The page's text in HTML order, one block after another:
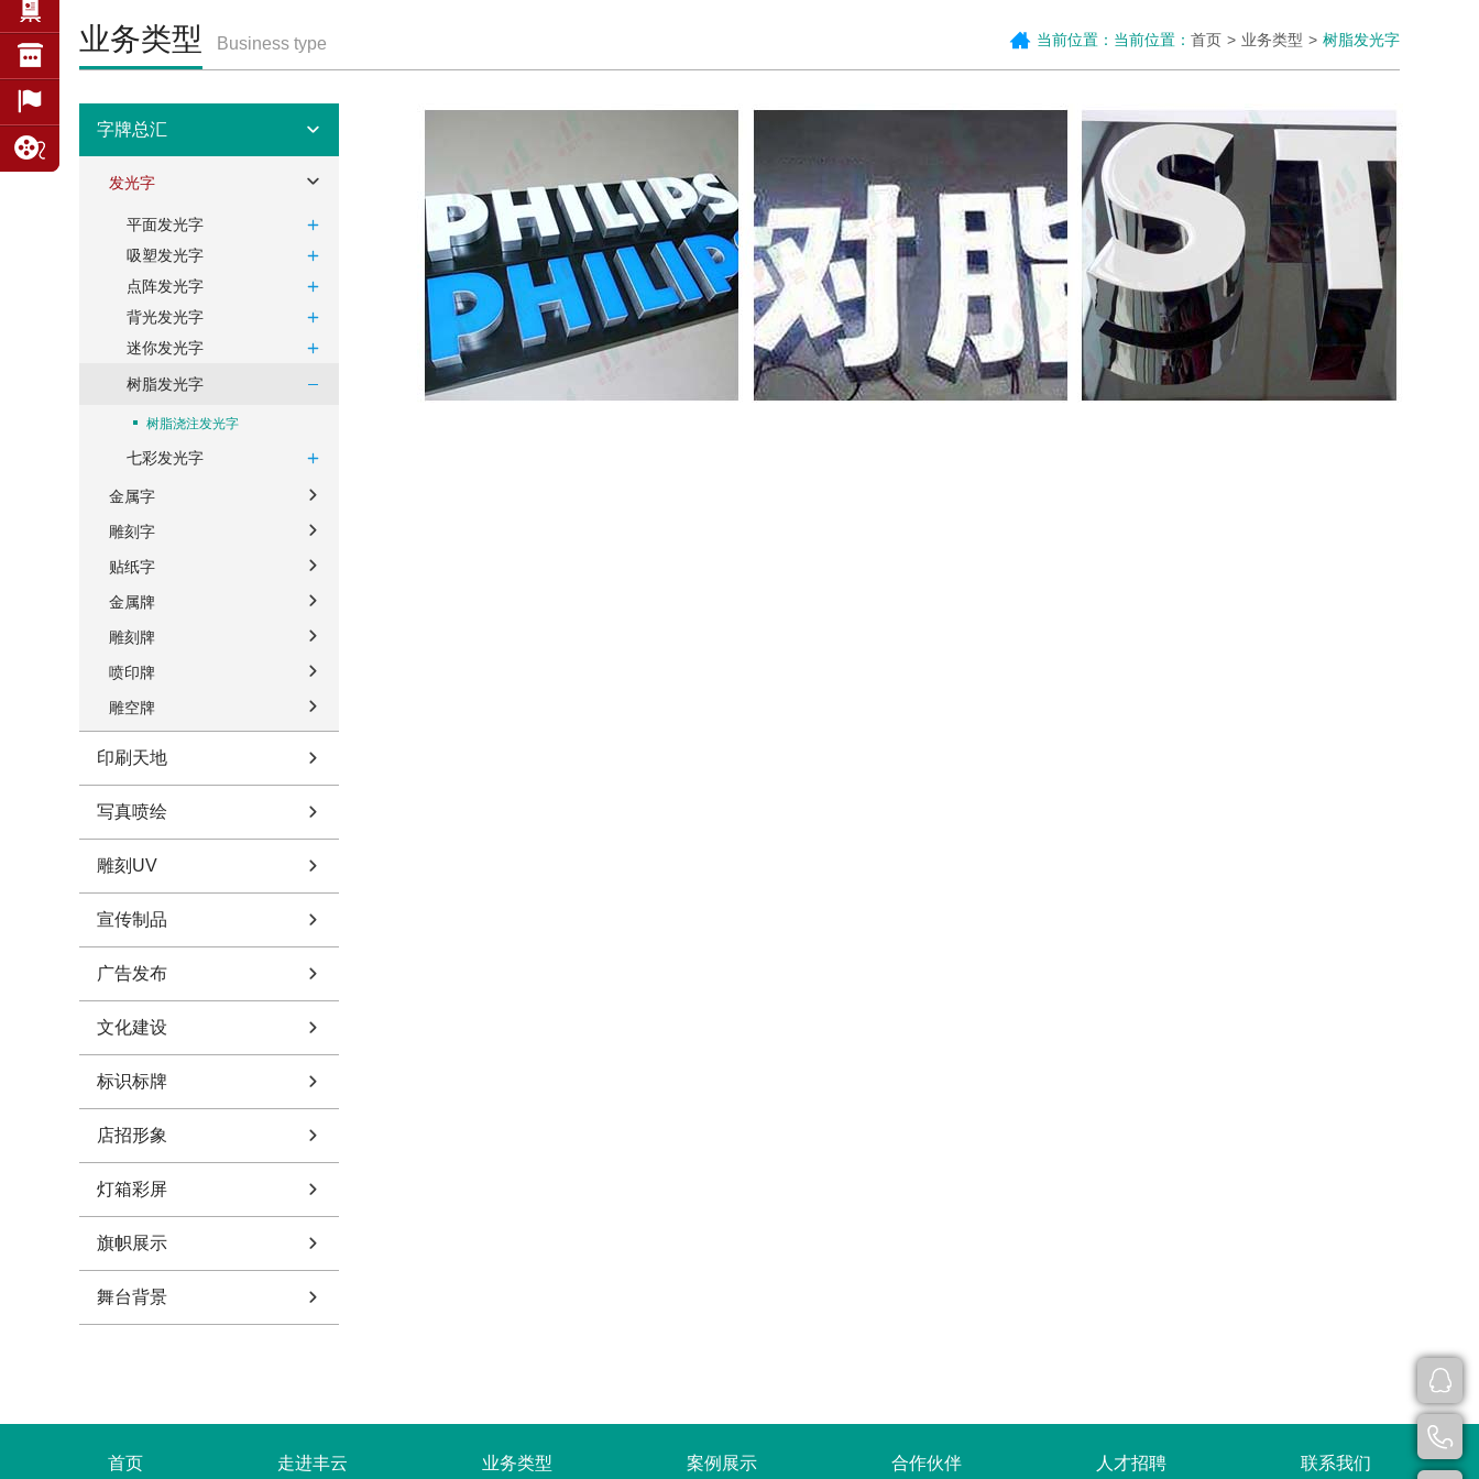
业务类型 Business type 当前位置：当前位置： 首页 业务类型 树脂发光字
字牌总汇
发光字
平面发光字
吸塑发光字
点阵发光字
背光发光字
迷你发光字
树脂发光字
树脂浇注发光字
七彩发光字
金属字
雕刻字
贴纸字
金属牌
雕刻牌
喷印牌
雕空牌
印刷天地
写真喷绘
雕刻UV
宣传制品
广告发布
文化建设
标识标牌
店招形象
灯箱彩屏
旗帜展示
舞台背景
首页 走进丰云 业务类型 案例展示 合作伙伴 人才招聘 联系我们